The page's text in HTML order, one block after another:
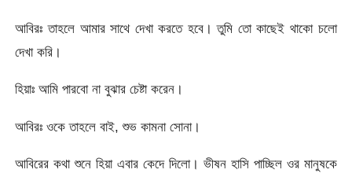
আবিরঃ তাহলে আমার সাথে দেখা করতে হবে। তুমি তো কাছেই থাকো চলো
দেখা করি।
হিয়াঃ আমি পারবো না বুঝার চেষ্টা করেন।
আবিরঃ ওকে তাহলে বাই, শুভ কামনা সোনা।
আবিরের কথা শুনে হিয়া এবার কেদে দিলো। ভীষন হাসি পাচ্ছিল ওর মানুষকে